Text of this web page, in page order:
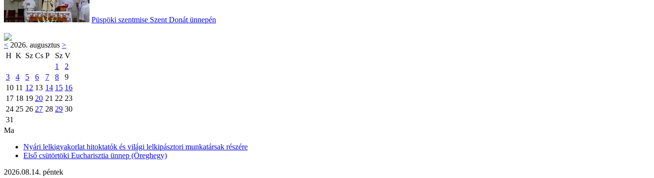
Püspöki szentmise Szent Donát ünnepén
< 2026. augusztus >
H K Sz Cs P Sz V
1
2
3
4 5 6 7 8
9
10 11 12 13 14 15 16
17 18 19 20 21 22 23
24 25 26 27 28 29 30
31
Ma
Nyári lelkigyakorlat hitoktatók és világi lelkipásztori munkatársak részére
Első csütörtöki Eucharisztia ünnep (Öreghegy)
2026.08.14. péntek